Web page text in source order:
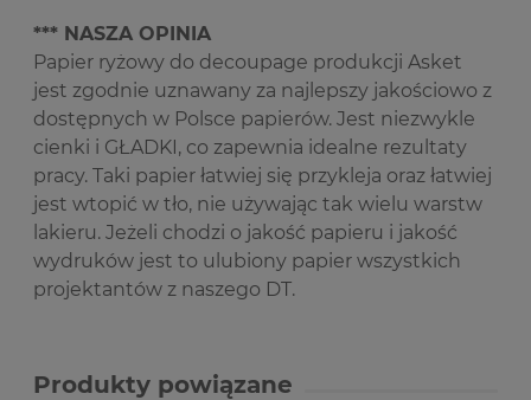
*** NASZA OPINIA
Papier ryżowy do decoupage produkcji Asket
jest zgodnie uznawany za najlepszy jakościowo z
dostępnych w Polsce papierów. Jest niezwykle
cienki i GŁADKI, co zapewnia idealne rezultaty
pracy. Taki papier łatwiej się przykleja oraz łatwiej
jest wtopić w tło, nie używając tak wielu warstw
lakieru. Jeżeli chodzi o jakość papieru i jakość
wydruków jest to ulubiony papier wszystkich
projektantów z naszego DT.
Produkty powiązane